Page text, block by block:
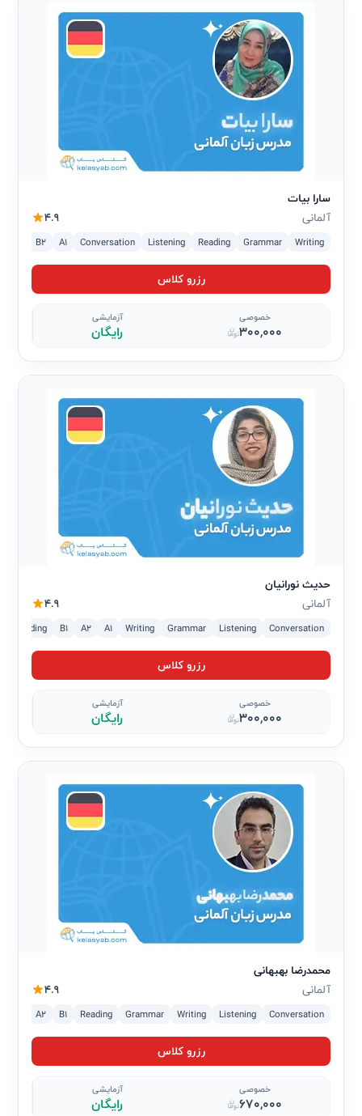
سارا بیات
آلمانی
4.9
Writing
Grammar
Reading
Listening
Conversation
A1
B2
رزرو کلاس
خصوصی
300,000
آزمایشی
رایگان
حدیث نورانیان
آلمانی
4.9
Conversation
Listening
Grammar
Writing
A1
A2
B1
Reading
رزرو کلاس
خصوصی
300,000
آزمایشی
رایگان
محمدرضا بهبهانی
آلمانی
4.9
Conversation
Listening
Writing
Grammar
Reading
B1
A2
رزرو کلاس
خصوصی
670,000
آزمایشی
رایگان